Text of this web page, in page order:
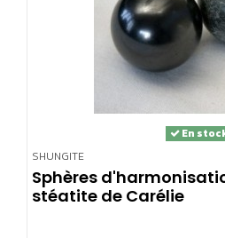
SHUNGITE
En
Sphères
stéatite de Carélie